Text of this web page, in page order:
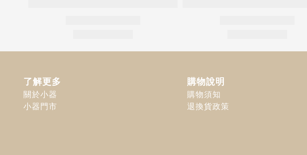
了解更多
關於小器
小器門市
購物說明
購物須知
退換貨政策